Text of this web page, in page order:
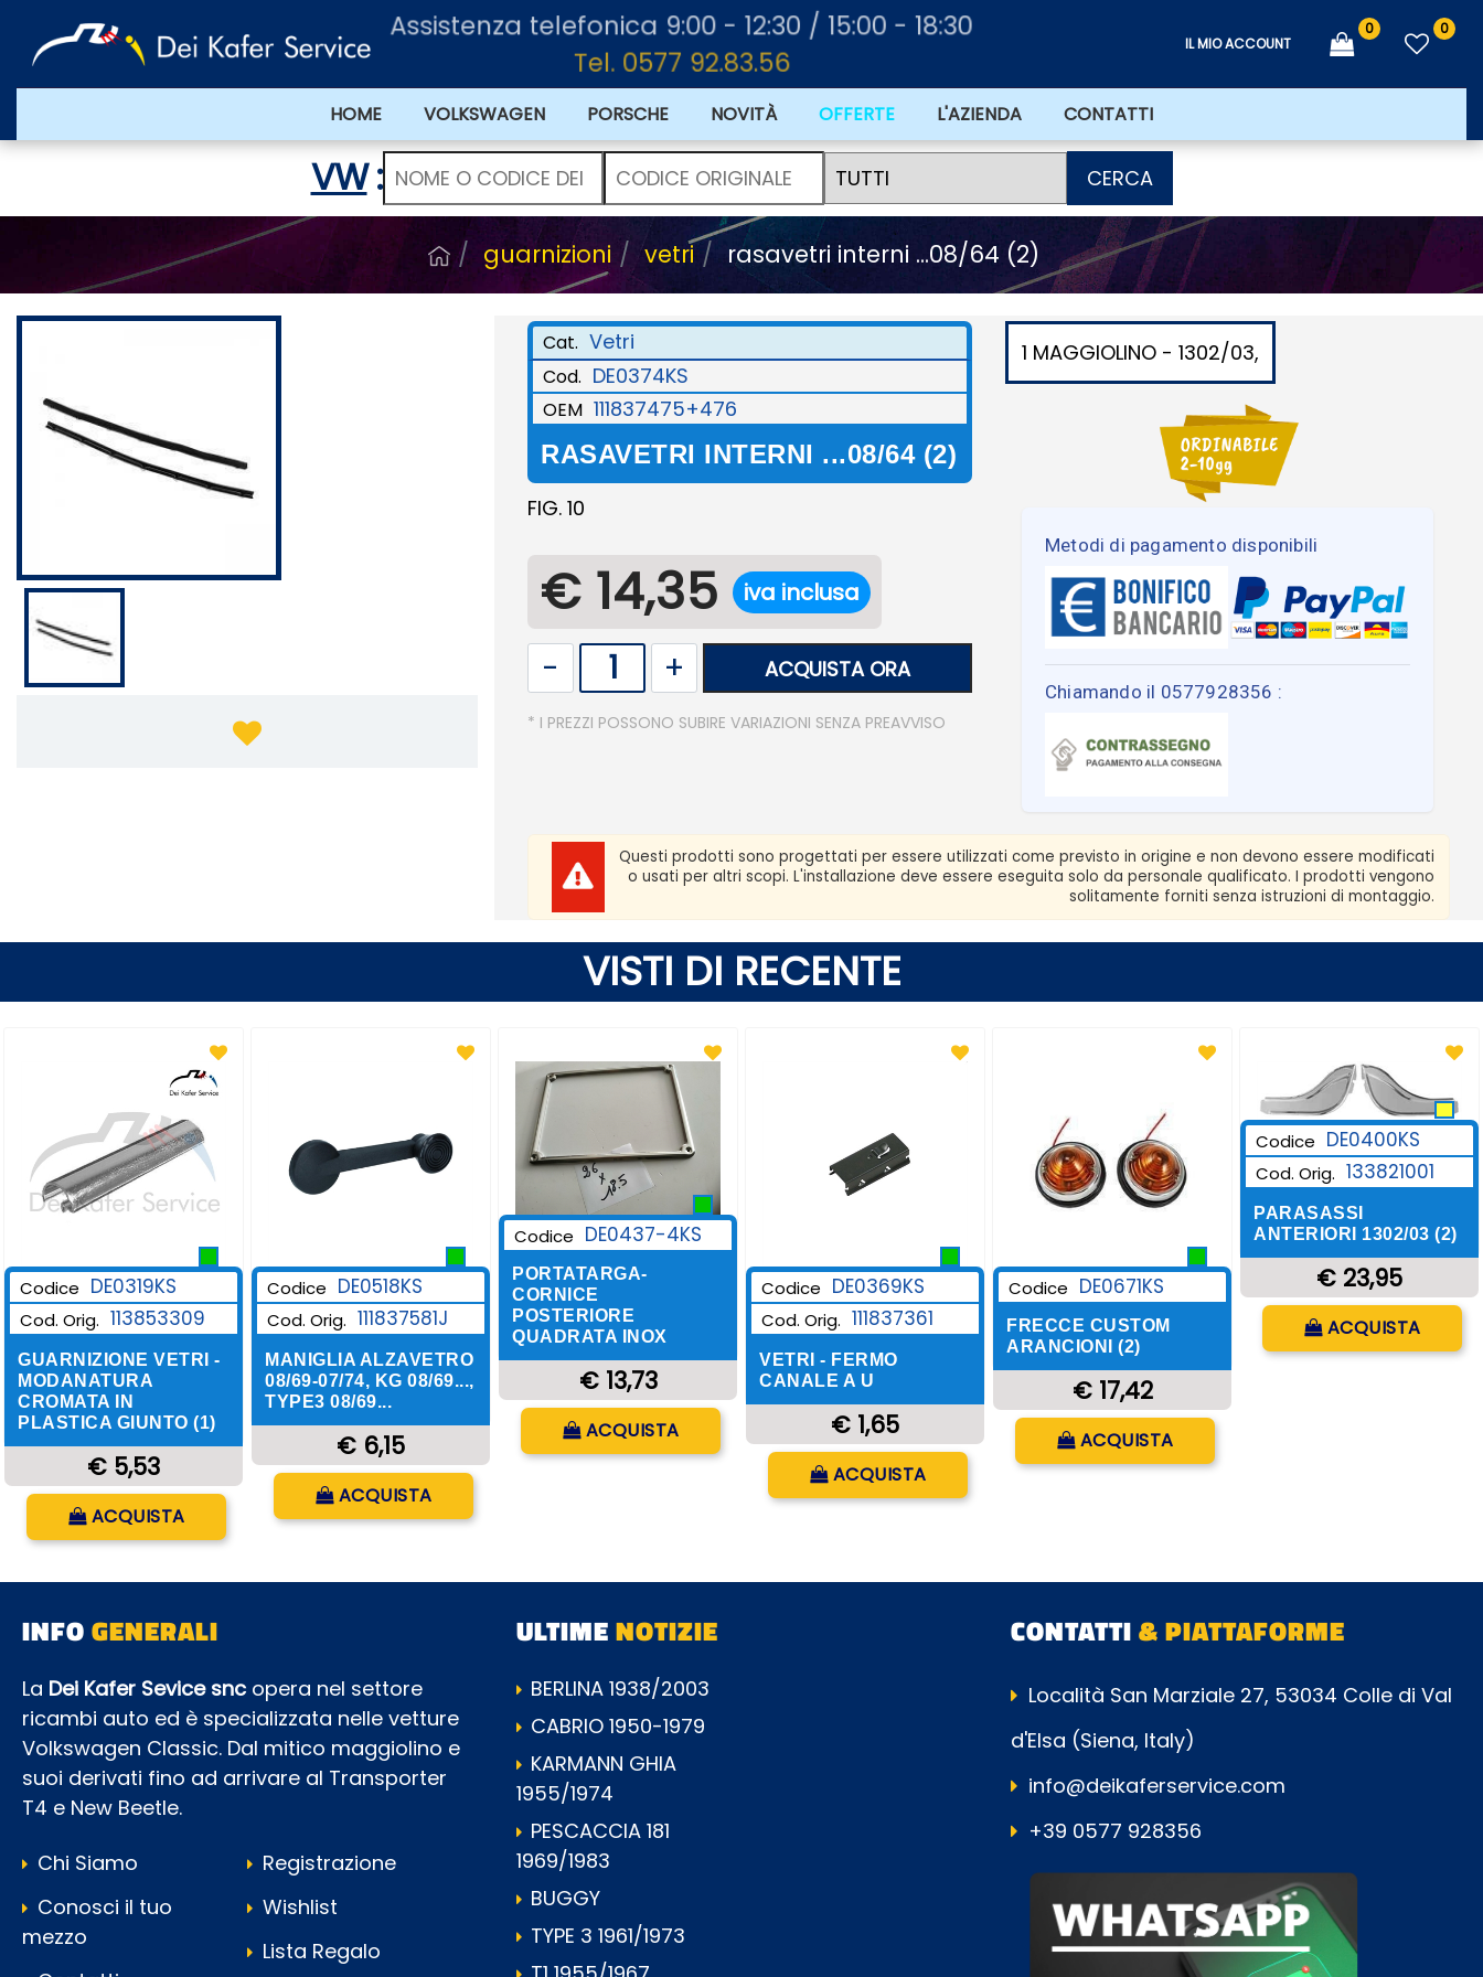
Assistenza telefonica 9:00 - 12:30 / 15:00 - 18:30
Tel. 0577 92.83.56
IL MIO ACCOUNT
0 0
HOME VOLKSWAGEN PORSCHE NOVITÀ OFFERTE L'AZIENDA CONTATTI
VW: CERCA
guarnizioni vetri rasavetri interni ...08/64 (2)
Cat. Vetri
Cod. DE0374KS
OEM 111837475+476
RASAVETRI INTERNI ...08/64 (2)
FIG. 10
€ 14,35 iva inclusa
ACQUISTA ORA
* I PREZZI POSSONO SUBIRE VARIAZIONI SENZA PREAVVISO
1 MAGGIOLINO - 1302/03,
Metodi di pagamento disponibili
Chiamando il 0577928356 :
Questi prodotti sono progettati per essere utilizzati come previsto in origine e non devono essere modificati
o usati per altri scopi. L'installazione deve essere eseguita solo da personale qualificato. I prodotti vengono
solitamente forniti senza istruzioni di montaggio.
VISTI DI RECENTE
Codice DE0319KS
Cod. Orig. 113853309
GUARNIZIONE VETRI -
MODANATURA
CROMATA IN
PLASTICA GIUNTO (1)
€ 5,53
ACQUISTA
Codice DE0518KS
Cod. Orig. 111837581J
MANIGLIA ALZAVETRO
08/69-07/74, KG 08/69...,
TYPE3 08/69...
€ 6,15
ACQUISTA
Codice DE0437-4KS
PORTATARGA-
CORNICE
POSTERIORE
QUADRATA INOX
€ 13,73
Quantità
ACQUISTA
Codice DE0369KS
Cod. Orig. 111837361
VETRI - FERMO
CANALE A U
€ 1,65
ACQUISTA
Codice DE0671KS
FRECCE CUSTOM
ARANCIONI (2)
€ 17,42
ACQUISTA
Codice DE0400KS
Cod. Orig. 133821001
PARASASSI
ANTERIORI 1302/03 (2)
€ 23,95
ACQUISTA
INFOGENERALI
La Dei Kafer Sevice snc opera nel settore
ricambi auto ed è specializzata nelle vetture
Volkswagen Classic. Dal mitico maggiolino e
suoi derivati fino ad arrivare al Transporter
T4 e New Beetle.
Chi Siamo
Conosci il tuo
mezzo
Registrazione
Wishlist
Lista Regalo
ULTIMENOTIZIE
BERLINA 1938/2003
CABRIO 1950-1979
KARMANN GHIA
1955/1974
PESCACCIA 181
1969/1983
BUGGY
TYPE 3 1961/1973
CONTATTI& PIATTAFORME
Località San Marziale 27, 53034 Colle di Val
d'Elsa (Siena, Italy)
info@deikaferservice.com
+39 0577 928356